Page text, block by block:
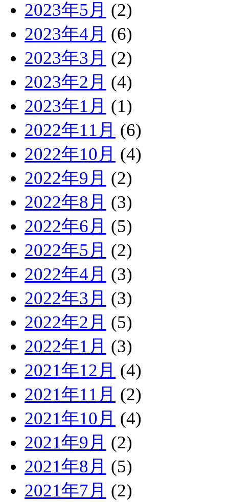
2023年5月 (2)
2023年4月 (6)
2023年3月 (2)
2023年2月 (4)
2023年1月 (1)
2022年11月 (6)
2022年10月 (4)
2022年9月 (2)
2022年8月 (3)
2022年6月 (5)
2022年5月 (2)
2022年4月 (3)
2022年3月 (3)
2022年2月 (5)
2022年1月 (3)
2021年12月 (4)
2021年11月 (2)
2021年10月 (4)
2021年9月 (2)
2021年8月 (5)
2021年7月 (2)